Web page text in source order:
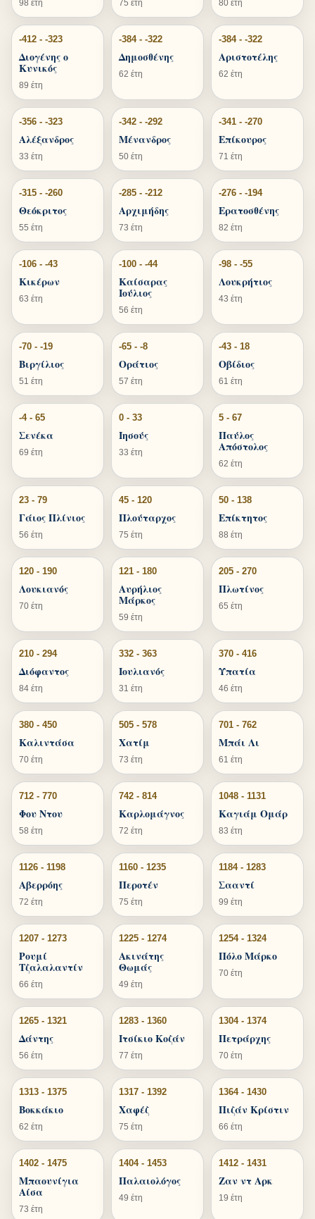
98 έτη 75 έτη 80 έτη
-412 - -323
Διογένης ο
Κυνικός
89 έτη
-384 - -322
Δημοσθένης
62 έτη
-384 - -322
Αριστοτέλης
62 έτη
-356 - -323
Αλέξανδρος
33 έτη
-342 - -292
Μένανδρος
50 έτη
-341 - -270
Επίκουρος
71 έτη
-315 - -260
Θεόκριτος
55 έτη
-285 - -212
Αρχιμήδης
73 έτη
-276 - -194
Ερατοσθένης
82 έτη
-106 - -43
Κικέρων
63 έτη
-100 - -44
Καίσαρας
Ιούλιος
56 έτη
-98 - -55
Λουκρήτιος
43 έτη
-70 - -19
Βιργίλιος
51 έτη
-65 - -8
Οράτιος
57 έτη
-43 - 18
Οβίδιος
61 έτη
-4 - 65
Σενέκα
69 έτη
0 - 33
Ιησούς
33 έτη
5 - 67
Παύλος
Απόστολος
62 έτη
23 - 79
Γάιος Πλίνιος
56 έτη
45 - 120
Πλούταρχος
75 έτη
50 - 138
Επίκτητος
88 έτη
120 - 190
Λουκιανός
70 έτη
121 - 180
Αυρήλιος
Μάρκος
59 έτη
205 - 270
Πλωτίνος
65 έτη
210 - 294
Διόφαντος
84 έτη
332 - 363
Ιουλιανός
31 έτη
370 - 416
Υπατία
46 έτη
380 - 450
Καλιντάσα
70 έτη
505 - 578
Χατίμ
73 έτη
701 - 762
Μπάι Λι
61 έτη
712 - 770
Φου Ντου
58 έτη
742 - 814
Καρλομάγνος
72 έτη
1048 - 1131
Καγιάμ Ομάρ
83 έτη
1126 - 1198
Αβερρόης
72 έτη
1160 - 1235
Περοτέν
75 έτη
1184 - 1283
Σααντί
99 έτη
1207 - 1273
Ρουμί
Τζαλαλαντίν
66 έτη
1225 - 1274
Ακινάτης
Θωμάς
49 έτη
1254 - 1324
Πόλο Μάρκο
70 έτη
1265 - 1321
Δάντης
56 έτη
1283 - 1360
Ιτσίκιο Κοζάν
77 έτη
1304 - 1374
Πετράρχης
70 έτη
1313 - 1375
Βοκκάκιο
62 έτη
1317 - 1392
Χαφέζ
75 έτη
1364 - 1430
Πιζάν Κρίστιν
66 έτη
1402 - 1475
Μπαουνίγια
Αίσα
73 έτη
1404 - 1453
Παλαιολόγος
49 έτη
1412 - 1431
Ζαν ντ Αρκ
19 έτη